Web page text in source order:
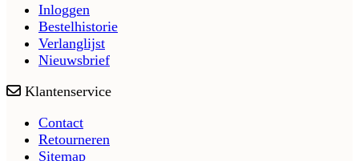
Inloggen
Bestelhistorie
Verlanglijst
Nieuwsbrief
Klantenservice
Contact
Retourneren
Sitemap